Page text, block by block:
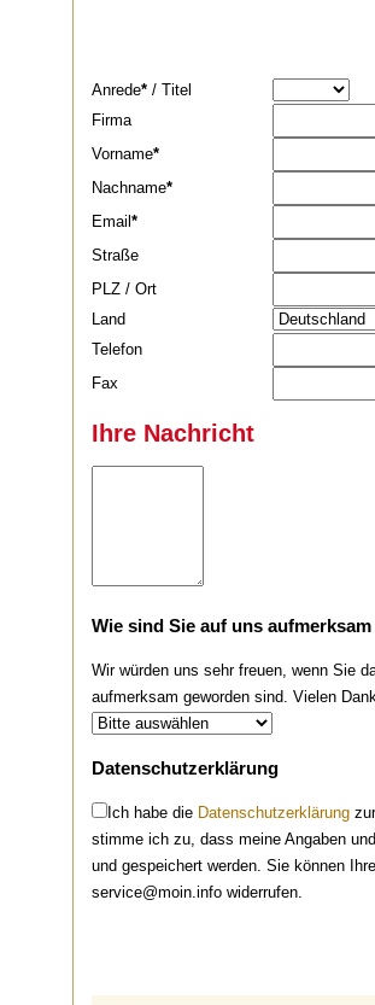
Anrede* / Titel
Firma
Vorname*
Nachname*
Email*
Straße
PLZ / Ort
Land
Telefon
Fax
Ihre Nachricht
Wie sind Sie auf uns
Wir würden uns sehr freuen, wenn Sie
aufmerksam geworden sind. Vielen
Datenschutzerklärung
Ich habe die Datenschutzerklärung
stimme ich zu, dass meine Angaben
und gespeichert werden. Sie können
service@moin.info widerrufen.